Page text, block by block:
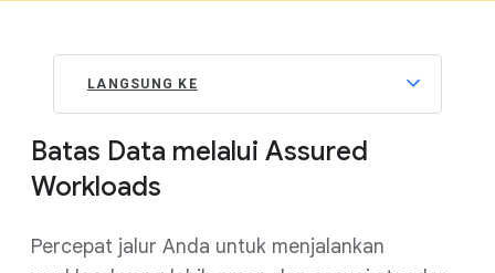
LANGSUNG KE
Batas Data melalui Assured
Workloads
Percepat jalur Anda untuk menjalankan